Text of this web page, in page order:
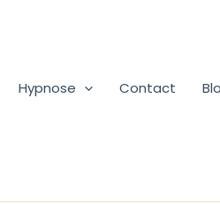
Hypnose Contact